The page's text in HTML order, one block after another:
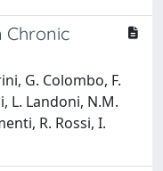
Chronic
G. Colombo, F.
L. Landoni, N.M.
R. Rossi, I.